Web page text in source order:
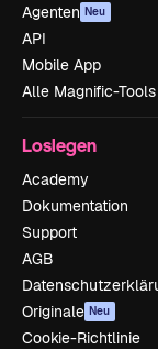
Agenten Neu
API
Mobile App
Alle Magnific-Tools
Loslegen
Academy
Dokumentation
Support
AGB
Originale Neu
Cookie-Richtlinie